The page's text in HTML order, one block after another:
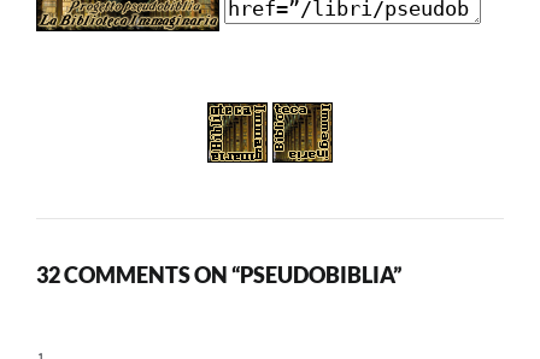
32 COMMENTS ON “PSEUDOBIBLIA”